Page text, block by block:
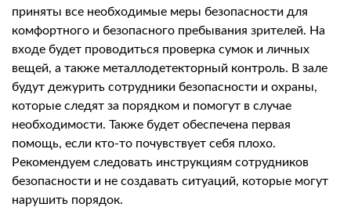
приняты все необходимые меры безопасности для
комфортного и безопасного пребывания зрителей. На
входе будет проводиться проверка сумок и личных
вещей, а также металлодетекторный контроль. В зале
будут дежурить сотрудники безопасности и охраны,
которые следят за порядком и помогут в случае
необходимости. Также будет обеспечена первая
помощь, если кто-то почувствует себя плохо.
Рекомендуем следовать инструкциям сотрудников
безопасности и не создавать ситуаций, которые могут
нарушить порядок.